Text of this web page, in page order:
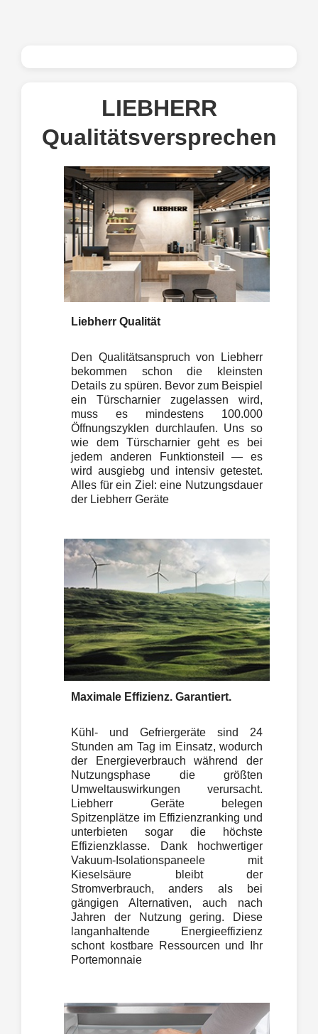
LIEBHERR
Qualitätsversprechen
Liebherr Qualität
Den Qualitätsanspruch von Liebherr
bekommen schon die kleinsten
Details zu spüren. Bevor zum Beispiel
ein Türscharnier zugelassen wird,
muss es mindestens 100.000
Öffnungszyklen durchlaufen. Uns so
wie dem Türscharnier geht es bei
jedem anderen Funktionsteil — es
wird ausgiebg und intensiv getestet.
Alles für ein Ziel: eine Nutzungsdauer
der Liebherr Geräte
Maximale Effizienz. Garantiert.
Kühl- und Gefriergeräte sind 24
Stunden am Tag im Einsatz, wodurch
der Energieverbrauch während der
Nutzungsphase die größten
Umweltauswirkungen verursacht.
Liebherr Geräte belegen
Spitzenplätze im Effizienzranking und
unterbieten sogar die höchste
Effizienzklasse. Dank hochwertiger
Vakuum-Isolationspaneele mit
Kieselsäure bleibt der
Stromverbrauch, anders als bei
gängigen Alternativen, auch nach
Jahren der Nutzung gering. Diese
langanhaltende Energieeffizienz
schont kostbare Ressourcen und Ihr
Portemonnaie